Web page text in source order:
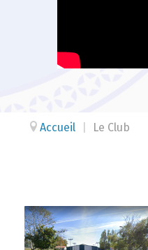
Accueil Le Club